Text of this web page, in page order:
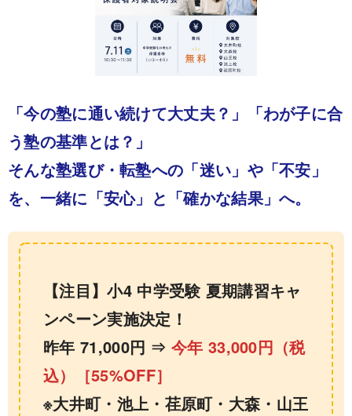
「今の塾に通い続けて大丈夫？」「わが子に合
う塾の基準とは？」
そんな塾選び・転塾への「迷い」や「不安」
を、一緒に「安心」と「確かな結果」へ。
【注目】小4 中学受験 夏期講習キャ
ンペーン実施決定！
昨年 71,000円 ⇒今年 33,000円（税
込）［55%OFF］
※大井町・池上・荏原町・大森・山王